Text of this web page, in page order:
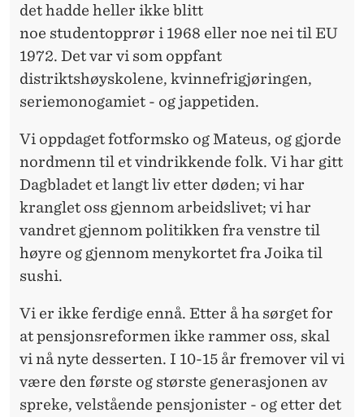
det hadde heller ikke blitt
noe studentopprør i 1968 eller noe nei til EU
1972. Det var vi som oppfant
distriktshøyskolene, kvinnefrigjøringen,
seriemonogamiet - og jappetiden.
Vi oppdaget fotformsko og Mateus, og gjorde
nordmenn til et vindrikkende folk. Vi har gitt
Dagbladet et langt liv etter døden; vi har
kranglet oss gjennom arbeidslivet; vi har
vandret gjennom politikken fra venstre til
høyre og gjennom menykortet fra Joika til
sushi.
Vi er ikke ferdige ennå. Etter å ha sørget for
at pensjonsreformen ikke rammer oss, skal
vi nå nyte desserten. I 10-15 år fremover vil vi
være den første og største generasjonen av
spreke, velstående pensjonister - og etter det